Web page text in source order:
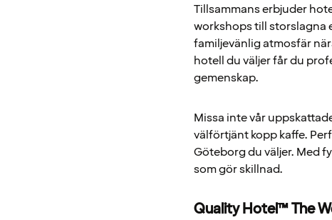
Tillsammans erbjuder
workshops till storslagna
familjevänlig atmosfär
hotell du väljer får du
gemenskap.
Missa inte vår
välförtjänt kopp kaffe.
Göteborg du väljer. Med
som gör skillnad.
Quality Hotel™ The